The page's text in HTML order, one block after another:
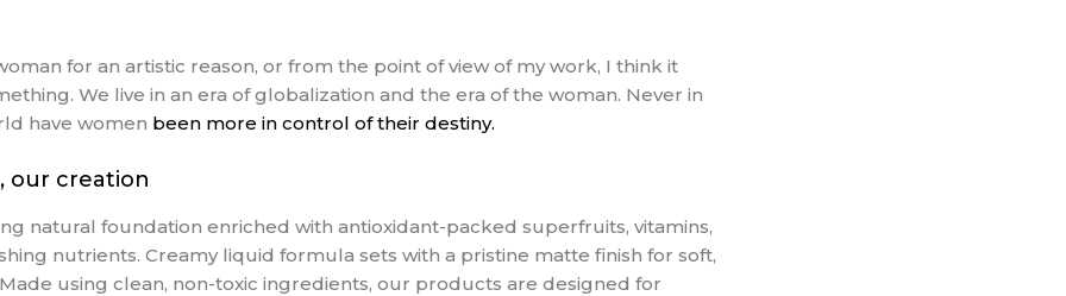
for an artistic reason, or from the point of view of my work, I think it
We live in an era of globalization and the era of the woman. Never in
have women been more in control of their destiny.
our creation
natural foundation enriched with antioxidant-packed superfruits, vitamins,
nutrients. Creamy liquid formula sets with a pristine matte finish for soft,
using clean, non-toxic ingredients, our products are designed for